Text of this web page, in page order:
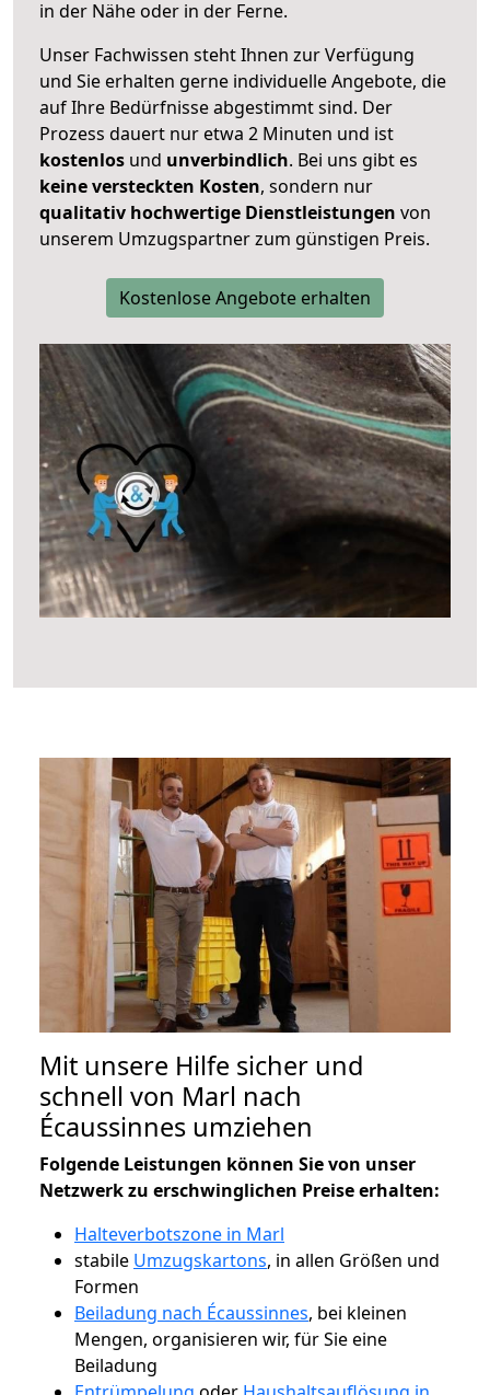
in der Nähe oder in der Ferne.
Unser Fachwissen steht Ihnen zur Verfügung
und Sie erhalten gerne individuelle Angebote, die
auf Ihre Bedürfnisse abgestimmt sind. Der
Prozess dauert nur etwa 2 Minuten und ist
kostenlos und unverbindlich. Bei uns gibt es
keine versteckten Kosten, sondern nur
qualitativ hochwertige Dienstleistungen von
unserem Umzugspartner zum günstigen Preis.
Kostenlose Angebote erhalten
Mit unsere Hilfe sicher und
schnell von Marl nach
Écaussinnes umziehen
Folgende Leistungen können Sie von unser
Netzwerk zu erschwinglichen Preise erhalten:
Halteverbotszone in Marl
stabile Umzugskartons, in allen Größen und
Formen
Beiladung nach Écaussinnes, bei kleinen
Mengen, organisieren wir, für Sie eine
Beiladung